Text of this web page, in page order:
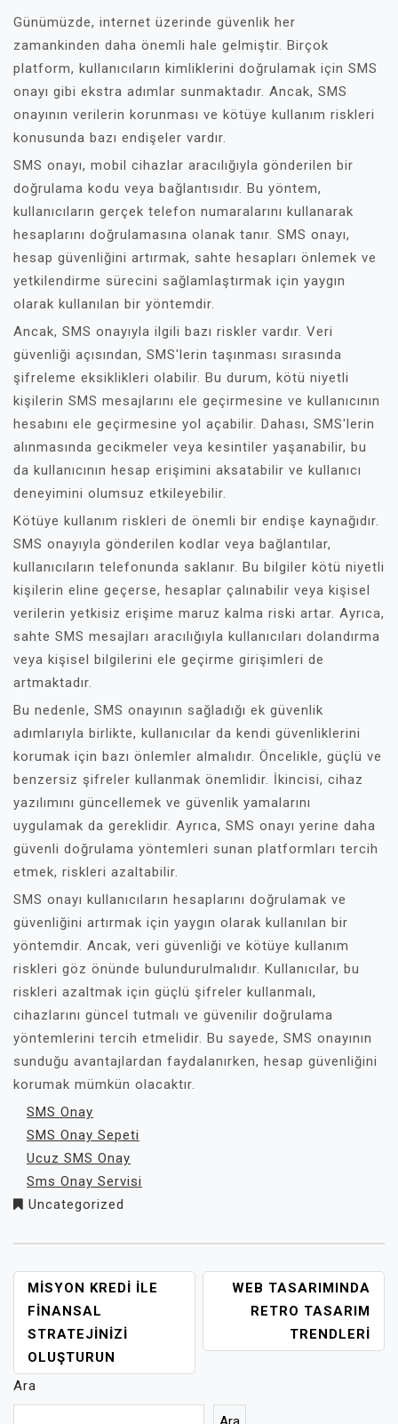
Günümüzde, internet üzerinde güvenlik her
zamankinden daha önemli hale gelmiştir. Birçok
platform, kullanıcıların kimliklerini doğrulamak için SMS
onayı gibi ekstra adımlar sunmaktadır. Ancak, SMS
onayının verilerin korunması ve kötüye kullanım riskleri
konusunda bazı endişeler vardır.
SMS onayı, mobil cihazlar aracılığıyla gönderilen bir
doğrulama kodu veya bağlantısıdır. Bu yöntem,
kullanıcıların gerçek telefon numaralarını kullanarak
hesaplarını doğrulamasına olanak tanır. SMS onayı,
hesap güvenliğini artırmak, sahte hesapları önlemek ve
yetkilendirme sürecini sağlamlaştırmak için yaygın
olarak kullanılan bir yöntemdir.
Ancak, SMS onayıyla ilgili bazı riskler vardır. Veri
güvenliği açısından, SMS'lerin taşınması sırasında
şifreleme eksiklikleri olabilir. Bu durum, kötü niyetli
kişilerin SMS mesajlarını ele geçirmesine ve kullanıcının
hesabını ele geçirmesine yol açabilir. Dahası, SMS'lerin
alınmasında gecikmeler veya kesintiler yaşanabilir, bu
da kullanıcının hesap erişimini aksatabilir ve kullanıcı
deneyimini olumsuz etkileyebilir.
Kötüye kullanım riskleri de önemli bir endişe kaynağıdır.
SMS onayıyla gönderilen kodlar veya bağlantılar,
kullanıcıların telefonunda saklanır. Bu bilgiler kötü niyetli
kişilerin eline geçerse, hesaplar çalınabilir veya kişisel
verilerin yetkisiz erişime maruz kalma riski artar. Ayrıca,
sahte SMS mesajları aracılığıyla kullanıcıları dolandırma
veya kişisel bilgilerini ele geçirme girişimleri de
artmaktadır.
Bu nedenle, SMS onayının sağladığı ek güvenlik
adımlarıyla birlikte, kullanıcılar da kendi güvenliklerini
korumak için bazı önlemler almalıdır. Öncelikle, güçlü ve
benzersiz şifreler kullanmak önemlidir. İkincisi, cihaz
yazılımını güncellemek ve güvenlik yamalarını
uygulamak da gereklidir. Ayrıca, SMS onayı yerine daha
güvenli doğrulama yöntemleri sunan platformları tercih
etmek, riskleri azaltabilir.
SMS onayı kullanıcıların hesaplarını doğrulamak ve
güvenliğini artırmak için yaygın olarak kullanılan bir
yöntemdir. Ancak, veri güvenliği ve kötüye kullanım
riskleri göz önünde bulundurulmalıdır. Kullanıcılar, bu
riskleri azaltmak için güçlü şifreler kullanmalı,
cihazlarını güncel tutmalı ve güvenilir doğrulama
yöntemlerini tercih etmelidir. Bu sayede, SMS onayının
sunduğu avantajlardan faydalanırken, hesap güvenliğini
korumak mümkün olacaktır.
SMS Onay
SMS Onay Sepeti
Ucuz SMS Onay
Sms Onay Servisi
Uncategorized
YAZI
GEZINMESI
MISYON KREDI ILE
FINANSAL
STRATEJINIZI
OLUŞTURUN
WEB TASARIMINDA
RETRO TASARIM
TRENDLERI
Ara